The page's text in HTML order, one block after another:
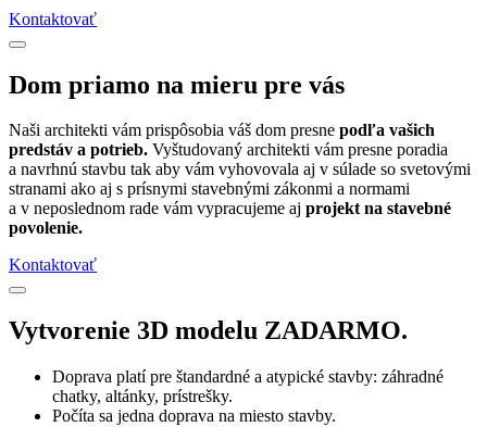
Kontaktovať
Dom priamo na mieru pre vás
Naši architekti vám prispôsobia váš dom presne podľa vašich
predstáv a potrieb. Vyštudovaný architekti vám presne poradia
a navrhnú stavbu tak aby vám vyhovovala aj v súlade so svetovými
stranami ako aj s prísnymi stavebnými zákonmi a normami
a v neposlednom rade vám vypracujeme aj projekt na stavebné
povolenie.
Kontaktovať
Vytvorenie 3D modelu ZADARMO.
Doprava platí pre štandardné a atypické stavby: záhradné
chatky, altánky, prístrešky.
Počíta sa jedna doprava na miesto stavby.